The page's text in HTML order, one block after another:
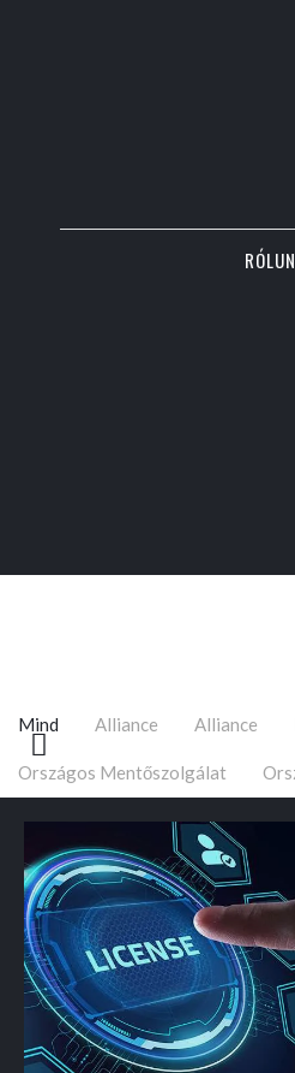
Mind Alliance Alliance
Országos Mentőszolgálat